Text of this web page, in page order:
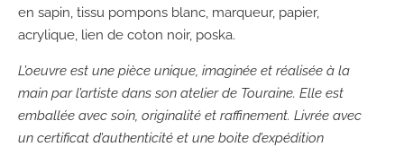
en sapin, tissu pompons blanc, marqueur, papier,
acrylique, lien de coton noir, poska.
L’oeuvre est une pièce unique, imaginée et réalisée à la
main par l’artiste dans son atelier de Touraine. Elle est
emballée avec soin, originalité et raffinement. Livrée avec
un certificat d’authenticité et une boite d’expédition